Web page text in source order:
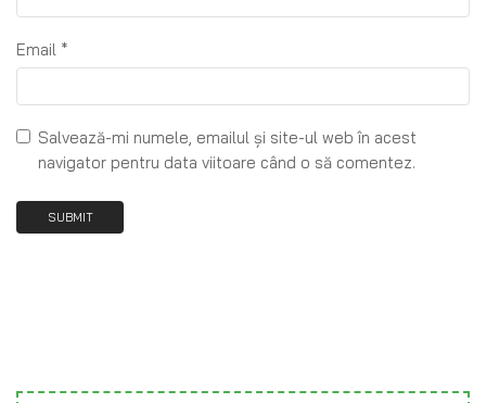
Email *
Salvează-mi numele, emailul și site-ul web în acest
navigator pentru data viitoare când o să comentez.